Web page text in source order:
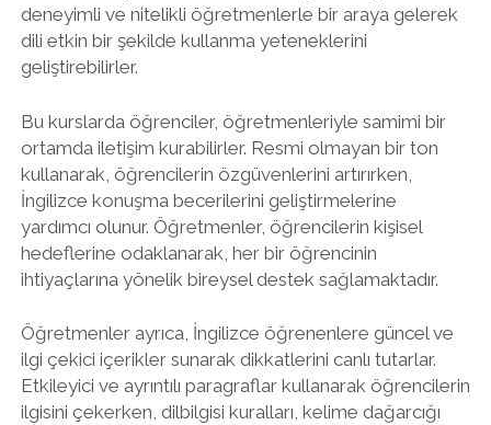
deneyimli ve nitelikli öğretmenlerle bir araya gelerek
dili etkin bir şekilde kullanma yeteneklerini
geliştirebilirler.
Bu kurslarda öğrenciler, öğretmenleriyle samimi bir
ortamda iletişim kurabilirler. Resmi olmayan bir ton
kullanarak, öğrencilerin özgüvenlerini artırırken,
İngilizce konuşma becerilerini geliştirmelerine
yardımcı olunur. Öğretmenler, öğrencilerin kişisel
hedeflerine odaklanarak, her bir öğrencinin
ihtiyaçlarına yönelik bireysel destek sağlamaktadır.
Öğretmenler ayrıca, İngilizce öğrenenlere güncel ve
ilgi çekici içerikler sunarak dikkatlerini canlı tutarlar.
Etkileyici ve ayrıntılı paragraflar kullanarak öğrencilerin
ilgisini çekerken, dilbilgisi kuralları, kelime dağarcığı